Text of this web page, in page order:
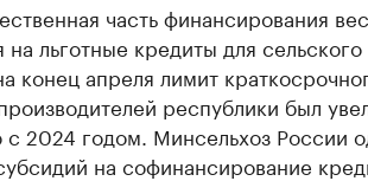
часть финансирования
льготные кредиты для сельского
конец апреля лимит
республики был
2024 годом. Минсельхоз России
на софинансирование